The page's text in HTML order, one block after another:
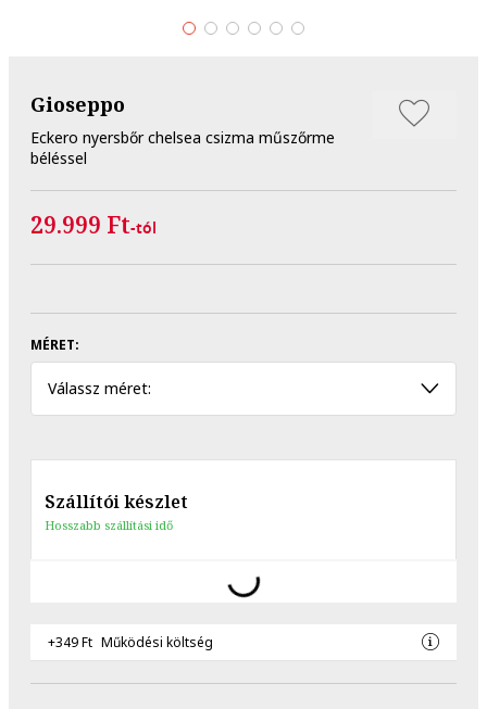
Gioseppo
Eckero nyersbőr chelsea csizma műszőrme
béléssel
29.999 Ft-tól
MÉRET:
Válassz méret:
Szállítói készlet
Hosszabb szállítási idő
+349 Ft Működési költség